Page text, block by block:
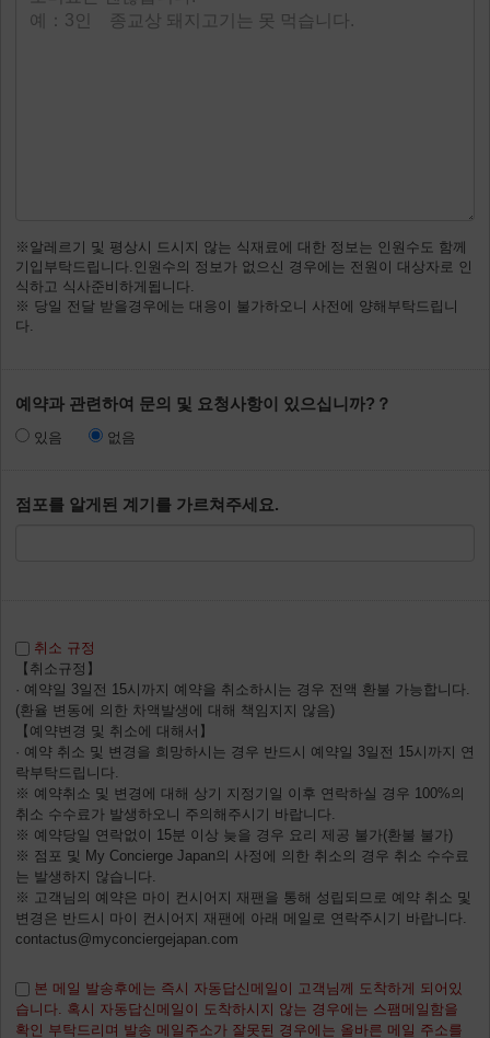
※알레르기 및 평상시 드시지 않는 식재료에 대한 정보는 인원수도 함께
기입부탁드립니다.인원수의 정보가 없으신 경우에는 전원이 대상자로 인
식하고 식사준비하게됩니다.
※ 당일 전달 받을경우에는 대응이 불가하오니 사전에 양해부탁드립니
다.
예약과 관련하여 문의 및 요청사항이 있으십니까?？
있음 없음
점포를 알게된 계기를 가르쳐주세요.
취소 규정
【취소규정】
· 예약일 3일전 15시까지 예약을 취소하시는 경우 전액 환불 가능합니다.
(환율 변동에 의한 차액발생에 대해 책임지지 않음)
【예약변경 및 취소에 대해서】
· 예약 취소 및 변경을 희망하시는 경우 반드시 예약일 3일전 15시까지 연
락부탁드립니다.
※ 예약취소 및 변경에 대해 상기 지정기일 이후 연락하실 경우 100%의
취소 수수료가 발생하오니 주의해주시기 바랍니다.
※ 예약당일 연락없이 15분 이상 늦을 경우 요리 제공 불가(환불 불가)
※ 점포 및 My Concierge Japan의 사정에 의한 취소의 경우 취소 수수료
는 발생하지 않습니다.
※ 고객님의 예약은 마이 컨시어지 재팬을 통해 성립되므로 예약 취소 및
변경은 반드시 마이 컨시어지 재팬에 아래 메일로 연락주시기 바랍니다.
contactus@myconciergejapan.com
본 메일 발송후에는 즉시 자동답신메일이 고객님께 도착하게 되어있
습니다. 혹시 자동답신메일이 도착하시지 않는 경우에는 스팸메일함을
확인 부탁드리며 발송 메일주소가 잘못된 경우에는 올바른 메일 주소를